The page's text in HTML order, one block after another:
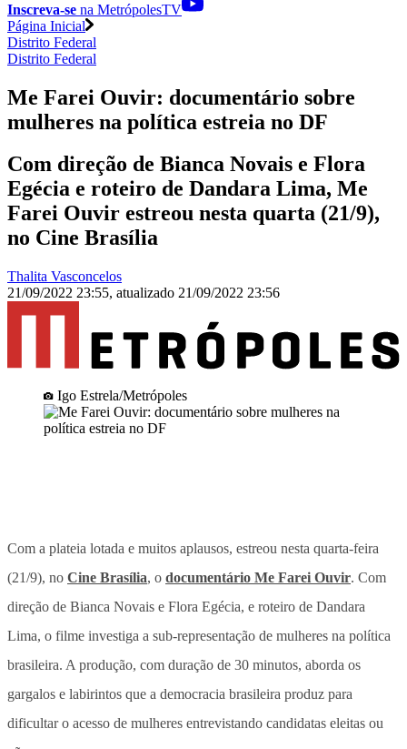
Inscreva-se na MetrópolesTV
Página Inicial
Distrito Federal
Distrito Federal
Me Farei Ouvir: documentário sobre
mulheres na política estreia no DF
Com direção de Bianca Novais e Flora
Egécia e roteiro de Dandara Lima, Me
Farei Ouvir estreou nesta quarta (21/9),
no Cine Brasília
Thalita Vasconcelos
21/09/2022 23:55, atualizado 21/09/2022 23:56
Igo Estrela/Metrópoles
Com a plateia lotada e muitos aplausos, estreou nesta quarta-feira
(21/9), no Cine Brasília, o documentário Me Farei Ouvir. Com
direção de Bianca Novais e Flora Egécia, e roteiro de Dandara
Lima, o filme investiga a sub-representação de mulheres na política
brasileira. A produção, com duração de 30 minutos, aborda os
gargalos e labirintos que a democracia brasileira produz para
dificultar o acesso de mulheres entrevistando candidatas eleitas ou